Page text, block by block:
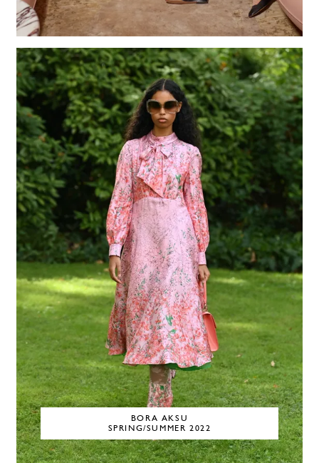
BORA AKSU
SPRING/SUMMER 2022